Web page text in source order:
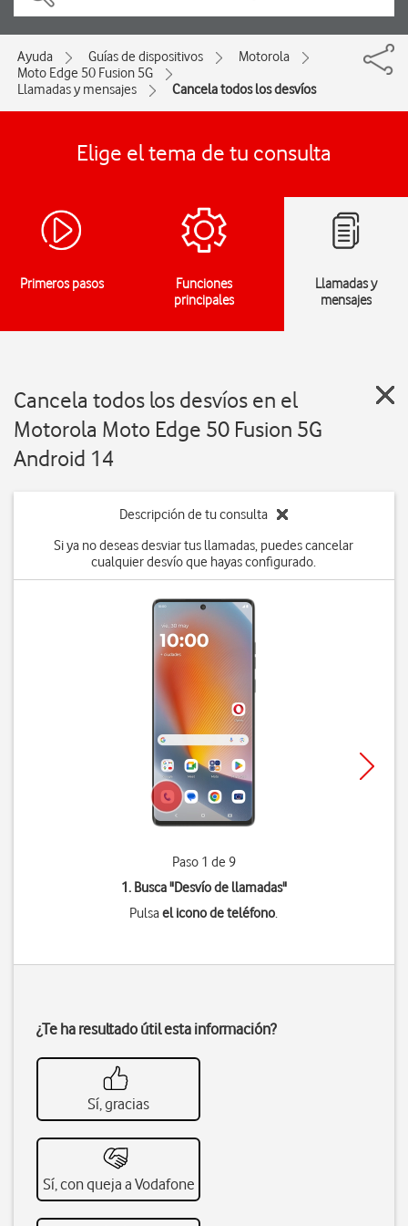
Ayuda Guías de dispositivos
Motorola
Moto Edge 50 Fusion 5G
Llamadas y mensajes
Cancela todos los desvíos
Elige el tema de tu consulta
Primeros pasos
Funciones
principales
Llamadas y
mensajes
Cancela todos los desvíos en el
Motorola Moto Edge 50 Fusion 5G
Android 14
Descripción de tu consulta
Si ya no deseas desviar tus llamadas, puedes cancelar
cualquier desvío que hayas configurado.
Paso 1 de 9
1. Busca "Desvío de llamadas"
Pulsael icono de teléfono.
¿Te ha resultado útil esta información?
Sí, gracias
Sí, con queja a Vodafone